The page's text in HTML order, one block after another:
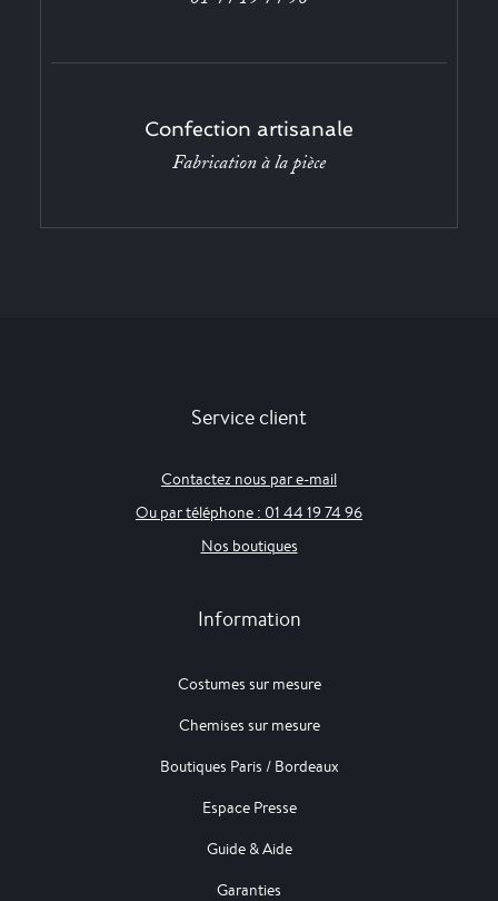
Confection artisanale
Fabrication à la pièce
Service client
Contactez nous par e-mail
Ou par téléphone : 01 44 19 74 96
Nos boutiques
Information
Costumes sur mesure
Chemises sur mesure
Boutiques Paris / Bordeaux
Espace Presse
Guide & Aide
Garanties